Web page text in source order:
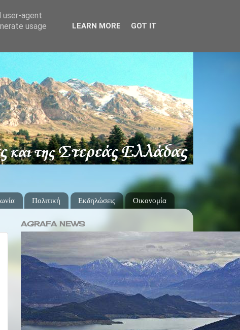
Πολιτική Εκδηλώσεις Οικονομία
AGRAFA NEWS
user-agent
usage
LEARN MORE GOT IT